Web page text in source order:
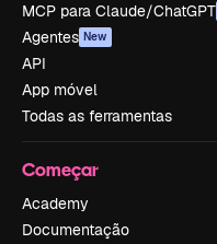
MCP para Claude/ChatGPT
Agentes New
API
App móvel
Todas as ferramentas
Começar
Academy
Documentação